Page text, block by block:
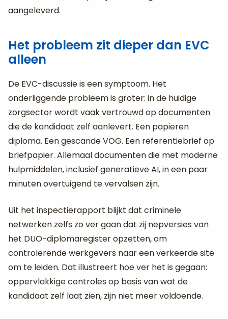
aangeleverd.
Het probleem zit dieper dan EVC
alleen
De EVC-discussie is een symptoom. Het
onderliggende probleem is groter: in de huidige
zorgsector wordt vaak vertrouwd op documenten
die de kandidaat zelf aanlevert. Een papieren
diploma. Een gescande VOG. Een referentiebrief op
briefpapier. Allemaal documenten die met moderne
hulpmiddelen, inclusief generatieve AI, in een paar
minuten overtuigend te vervalsen zijn.
Uit het inspectierapport blijkt dat criminele
netwerken zelfs zo ver gaan dat zij nepversies van
het DUO-diplomaregister opzetten, om
controlerende werkgevers naar een verkeerde site
om te leiden. Dat illustreert hoe ver het is gegaan:
oppervlakkige controles op basis van wat de
kandidaat zelf laat zien, zijn niet meer voldoende.